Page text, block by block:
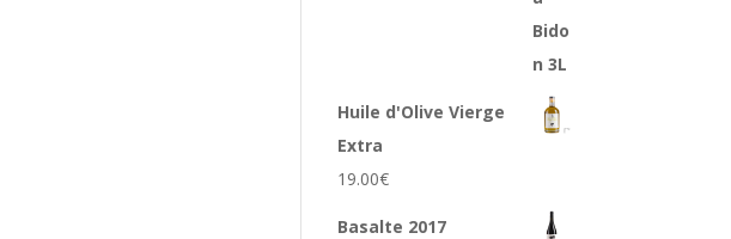
Huile d'Olive Vierge
Extra
19.00€
Basalte 2017